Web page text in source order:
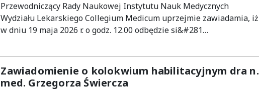
Przewodniczący Rady Naukowej Instytutu Nauk Medycznych
Wydziału Lekarskiego Collegium Medicum uprzejmie zawiadamia, iż
w dniu 19 maja 2026 r. o godz. 12.00 odbędzie si&#281…
Zawiadomienie o kolokwium habilitacyjnym dra n.
med. Grzegorza Świercza